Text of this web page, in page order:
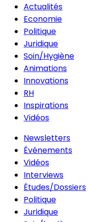
Actualités
Economie
Politique
Juridique
Soin/Hygiène
Animations
Innovations
RH
Inspirations
Vidéos
Newsletters
Événements
Vidéos
Interviews
Études/Dossiers
Politique
Juridique